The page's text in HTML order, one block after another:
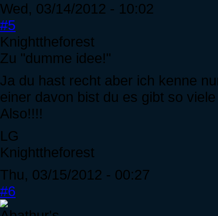
Wed, 03/14/2012 - 10:02
#5
Knighttheforest
Zu "dumme idee!"
Ja du hast recht aber ich kenne
einer davon bist du es gibt so
Also!!!!
LG
Knighttheforest
Thu, 03/15/2012 - 00:27
#6